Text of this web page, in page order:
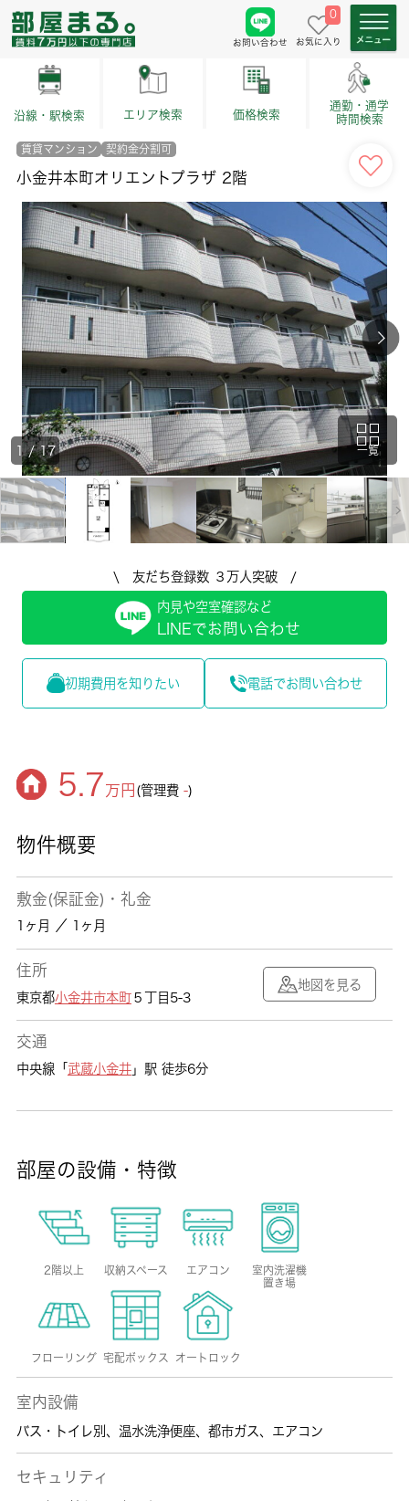
お問い合わせ
0
お気に入り
沿線・駅検索 エリア検索 価格検索
通勤・通学
時間検索
賃貸マンション 契約金分割可
小金井本町オリエントプラザ 2階
一覧
1/17
\ 友だち登録数 ３万人突破 /
内見や空室確認など
LINEでお問い合わせ
初期費用を知りたい 電話でお問い合わせ
5.7万円 (管理費-)
物件概要
敷金(保証金)・礼金
1ヶ月 ／ 1ヶ月
住所
東京都小金井市本町５丁目5-3
地図を見る
交通
中央線「 武蔵小金井」駅 徒歩6分
部屋の設備・特徴
2階以上 収納スペース エアコン
室内洗濯機
置き場
フローリング 宅配ボックス オートロック
室内設備
バス・トイレ別 、 温水洗浄便座、 都市ガス、 エアコン
セキュリティ